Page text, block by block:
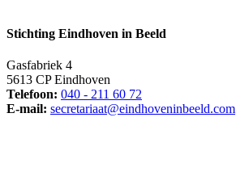
Stichting Eindhoven in Beeld
Gasfabriek 4
5613 CP Eindhoven
Telefoon: 040 - 211 60 72
E-mail: secretariaat@eindhoveninbeeld.com